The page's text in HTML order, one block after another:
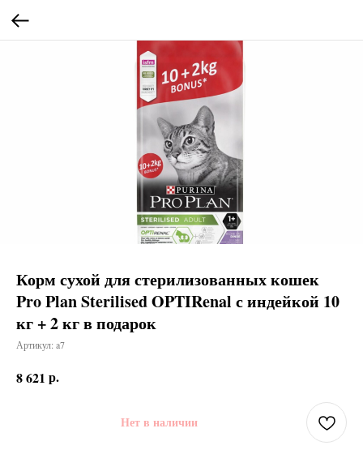
Корм сухой для стерилизованных кошек
Pro Plan Sterilised OPTIRenal с индейкой 10
кг + 2 кг в подарок
Артикул: a7
8 621 р.
Нет в наличии